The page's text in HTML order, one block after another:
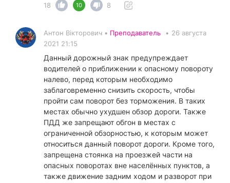
18
10 8
Антон Вікторович • Преподаватель • 26 августа
2021 21:15
Данный дорожный знак предупреждает
водителей о приближении к опасному повороту
налево, перед которым необходимо
заблаговременно снизить скорость, чтобы
пройти сам поворот без торможения. В таких
местах обычно ухудшен обзор дороги. Также
ПДД же запрещают обгон в местах с
ограниченной обзорностью, к которым может
относиться данный поворот дороги. Кроме того,
запрещена стоянка на проезжей части на
опасных поворотах вне населённых пунктов, а
также движение задним ходом и разворот при